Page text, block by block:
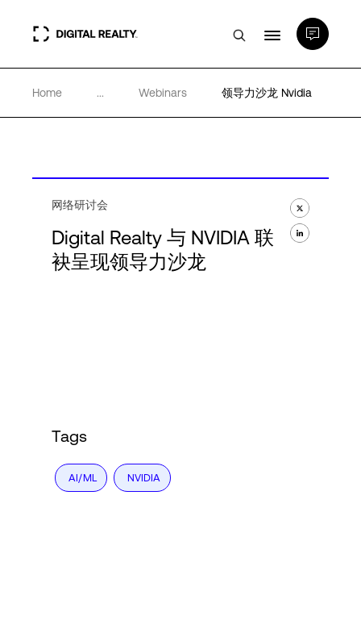
数据中心
合作伙伴
专业知识和资源
Home ... Webinars 领导力沙龙 Nvidia
网络研讨会
Digital Realty 与 NVIDIA 联
袂呈现领导力沙龙
Tags
AI/ML NVIDIA